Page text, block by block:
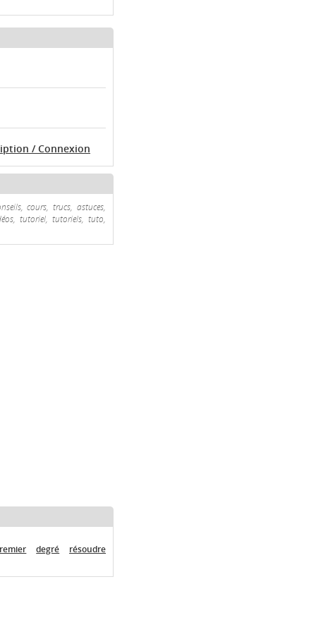
/ Connexion
cours, trucs, astuces,
tutoriel, tutoriels, tuto,
degré résoudre